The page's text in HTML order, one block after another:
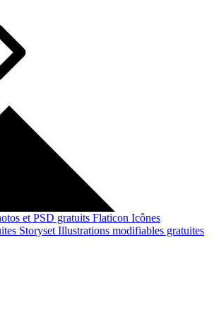
et PSD gratuits Flaticon Icônes
Storyset Illustrations modifiables gratuites